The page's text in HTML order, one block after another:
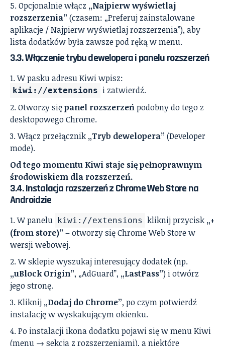
Opcjonalnie włącz „Najpierw wyświetlaj
rozszerzenia” (czasem: „Preferuj zainstalowane
aplikacje / Najpierw wyświetlaj rozszerzenia”), aby
lista dodatków była zawsze pod ręką w menu.
3.3. Włączenie trybu dewelopera i panelu rozszerzeń
W pasku adresu Kiwi wpisz:
kiwi://extensions i zatwierdź.
Otworzy siępanel rozszerzeńpodobny do tego z
desktopowego Chrome.
Włącz przełącznik „Tryb dewelopera” (Developer
mode).
Od tego momentu Kiwi staje się pełnoprawnym
środowiskiem dla rozszerzeń.
3.4. Instalacja rozszerzeń z Chrome Web Store na
Androidzie
W panelu kiwi://extensions kliknij przycisk „+
(from store)” – otworzy się Chrome Web Store w
wersji webowej.
W sklepie wyszukaj interesujący dodatek (np.
„uBlock Origin”, „AdGuard”, „LastPass”) i otwórz
jego stronę.
Kliknij „Dodaj do Chrome”, po czym potwierdź
instalację w wyskakującym okienku.
Po instalacji ikona dodatku pojawi się w menu Kiwi
(menu → sekcja z rozszerzeniami), a niektóre